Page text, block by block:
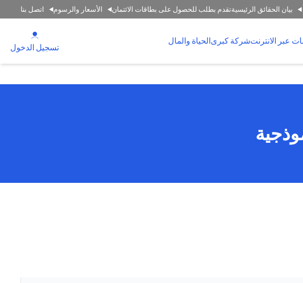
بيان الحقائق الرئيسيةتقدم بطلب للحصول على بطاقات الائتمان الأسعار والرسوم اتصل بنا
عبر الانترنتشركة كبرىالحياة والمال
تسجيل الدخول